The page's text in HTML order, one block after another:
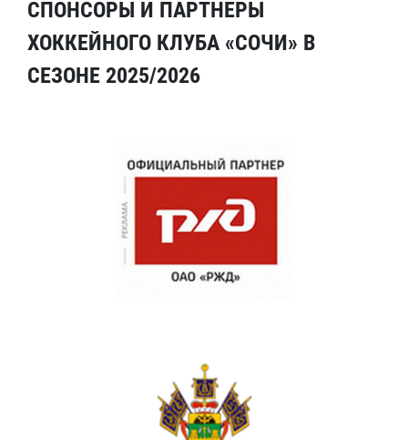
СПОНСОРЫ И ПАРТНЕРЫ
ХОККЕЙНОГО КЛУБА «СОЧИ» В
СЕЗОНЕ 2025/2026